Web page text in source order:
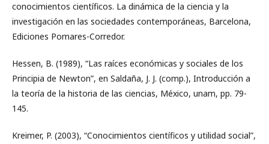
conocimientos científicos. La dinámica de la ciencia y la
investigación en las sociedades contemporáneas, Barcelona,
Ediciones Pomares-Corredor.
Hessen, B. (1989), “Las raíces económicas y sociales de los
Principia de Newton”, en Saldaña, J. J. (comp.), Introducción a
la teoría de la historia de las ciencias, México, unam, pp. 79-
145.
Kreimer, P. (2003), “Conocimientos científicos y utilidad social”,